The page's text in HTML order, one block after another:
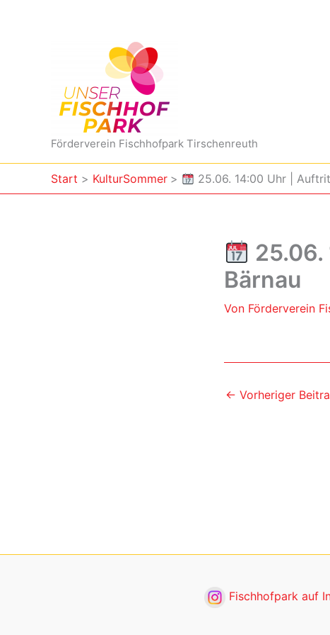
Förderverein Fischhofpark Tirschenreuth
Start KulturSommer 25.06. 14:00 Uhr |
Bärnau
Von Förderverein
← Vorheriger
Fischhofpark auf